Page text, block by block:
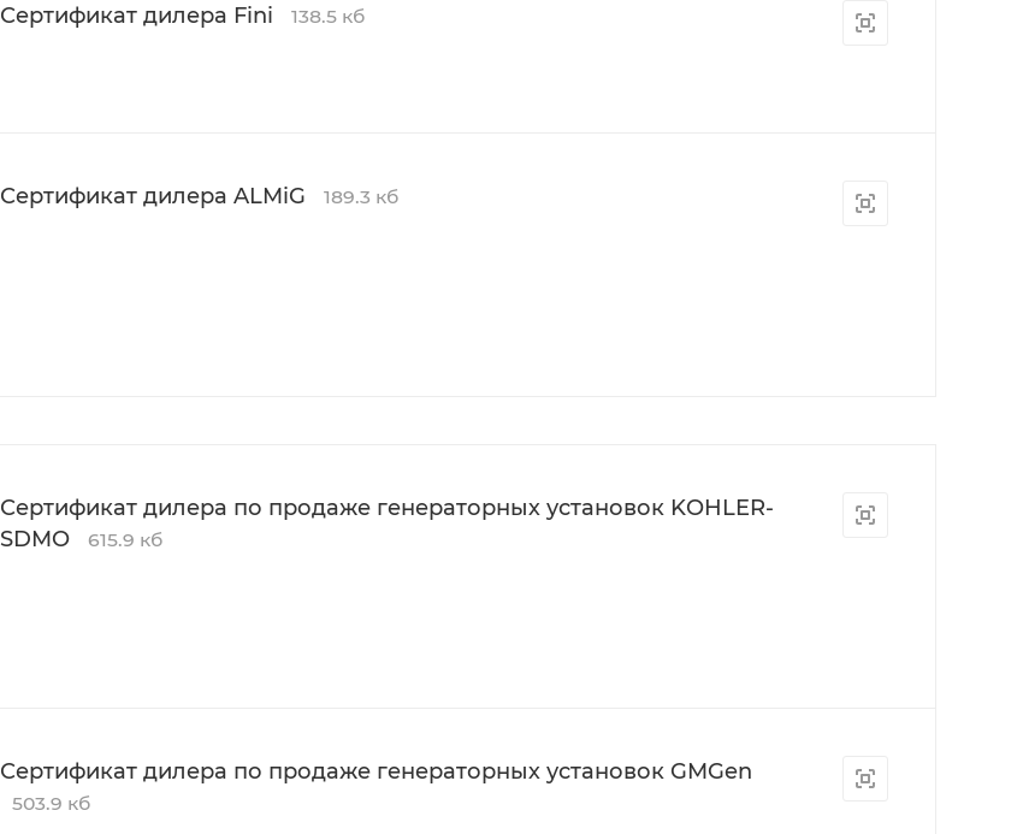
Сертификат дилера Fini 138.5 кб
Сертификат дилера ALMiG 189.3 кб
Сертификат дилера по продаже генераторных установок KOHLER-
SDMO
615.9 кб
Сертификат дилера по продаже генераторных установок GMGen
503.9 кб